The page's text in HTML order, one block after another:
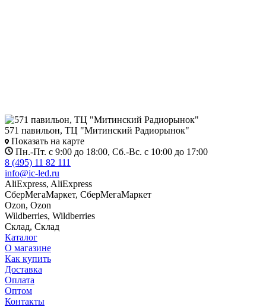
571 павильон, ТЦ "Митинский Радиорынок"
Показать на карте
Пн.-Пт. с 9:00 до 18:00, Сб.-Вс. с 10:00 до 17:00
8 (495) 11 82 111
info@ic-led.ru
AliExpress, AliExpress
CберМегаМаркет, CберМегаМаркет
Ozon, Ozon
Wildberries, Wildberries
Склад, Склад
Каталог
О магазине
Как купить
Доставка
Оплата
Оптом
Контакты